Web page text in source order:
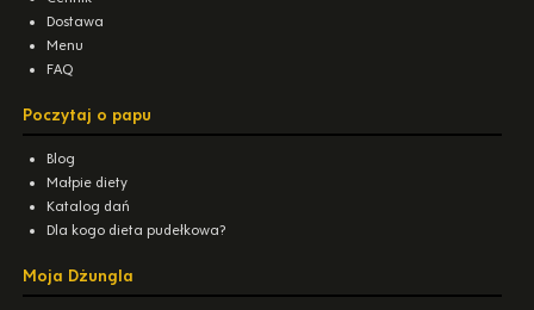
Dostawa
Menu
FAQ
Poczytaj o papu
Blog
Małpie diety
Katalog dań
Dla kogo dieta pudełkowa?
Moja Dżungla